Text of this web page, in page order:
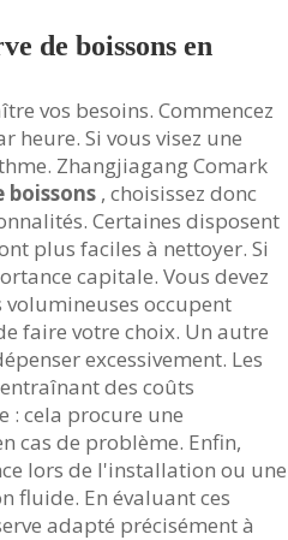
de boissons en
vos besoins. Commencez
Si vous visez une
Zhangjiagang Comark
, choisissez donc
Certaines disposent
plus faciles à nettoyer. Si
capitale. Vous devez
occupent
faire votre choix. Un autre
excessivement. Les
des coûts
: cela procure une
cas de problème. Enfin,
lors de l'installation ou une
fluide. En évaluant ces
adapté précisément à